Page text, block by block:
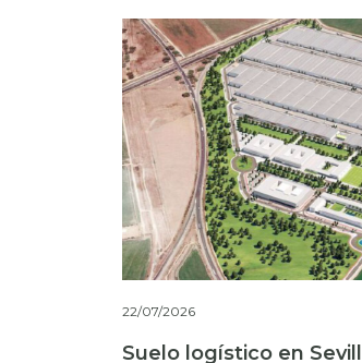
22/07/2026
Suelo logístico en